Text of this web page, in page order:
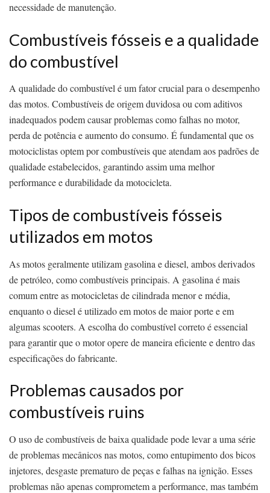
necessidade de manutenção.
Combustíveis fósseis e a qualidade
do combustível
A qualidade do combustível é um fator crucial para o desempenho
das motos. Combustíveis de origem duvidosa ou com aditivos
inadequados podem causar problemas como falhas no motor,
perda de potência e aumento do consumo. É fundamental que os
motociclistas optem por combustíveis que atendam aos padrões de
qualidade estabelecidos, garantindo assim uma melhor
performance e durabilidade da motocicleta.
Tipos de combustíveis fósseis
utilizados em motos
As motos geralmente utilizam gasolina e diesel, ambos derivados
de petróleo, como combustíveis principais. A gasolina é mais
comum entre as motocicletas de cilindrada menor e média,
enquanto o diesel é utilizado em motos de maior porte e em
algumas scooters. A escolha do combustível correto é essencial
para garantir que o motor opere de maneira eficiente e dentro das
especificações do fabricante.
Problemas causados por
combustíveis ruins
O uso de combustíveis de baixa qualidade pode levar a uma série
de problemas mecânicos nas motos, como entupimento dos bicos
injetores, desgaste prematuro de peças e falhas na ignição. Esses
problemas não apenas comprometem a performance, mas também